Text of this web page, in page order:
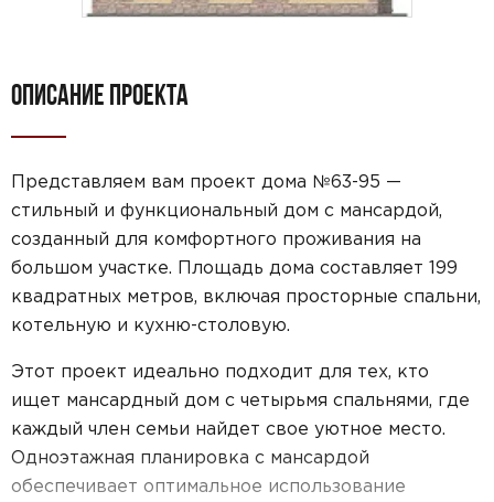
ОПИСАНИЕ ПРОЕКТА
Представляем вам проект дома №63-95 —
стильный и функциональный дом с мансардой,
созданный для комфортного проживания на
большом участке. Площадь дома составляет 199
квадратных метров, включая просторные спальни,
котельную и кухню-столовую.
Этот проект идеально подходит для тех, кто
ищет мансардный дом с четырьмя спальнями, где
каждый член семьи найдет свое уютное место.
Одноэтажная планировка с мансардой
обеспечивает оптимальное использование